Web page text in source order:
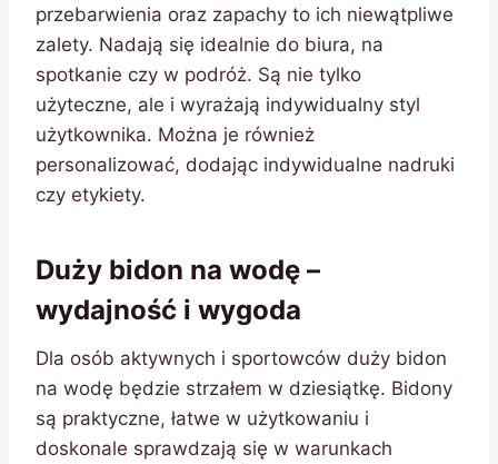
przebarwienia oraz zapachy to ich niewątpliwe
zalety. Nadają się idealnie do biura, na
spotkanie czy w podróż. Są nie tylko
użyteczne, ale i wyrażają indywidualny styl
użytkownika. Można je również
personalizować, dodając indywidualne nadruki
czy etykiety.
Duży bidon na wodę –
wydajność i wygoda
Dla osób aktywnych i sportowców duży bidon
na wodę będzie strzałem w dziesiątkę. Bidony
są praktyczne, łatwe w użytkowaniu i
doskonale sprawdzają się w warunkach